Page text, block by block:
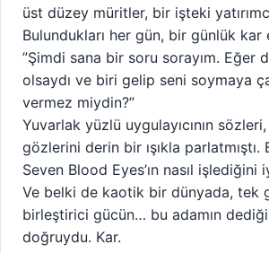
üst düzey müritler, bir işteki
Bulundukları her gün, bir günlük kar
”Şimdi sana bir soru sorayım. Eğer
olsaydı ve biri gelip seni soymaya
vermez miydin?”
Yuvarlak yüzlü uygulayıcının sözleri,
gözlerini derin bir ışıkla parlatmıştı.
Seven Blood Eyes’ın nasıl işlediğini
Ve belki de kaotik bir dünyada, tek
birleştirici gücün… bu adamın
doğruydu. Kar.